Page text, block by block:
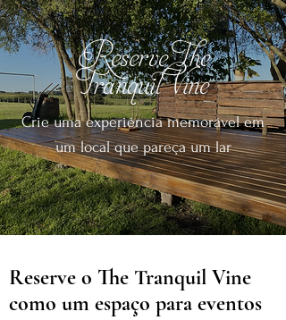
Reserve The
Tranquil Vine
Crie uma experiência memorável em
um local que pareça um lar
Reserve o The Tranquil Vine
como um espaço para eventos